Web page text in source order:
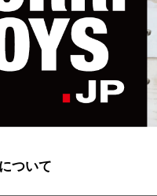
ついて